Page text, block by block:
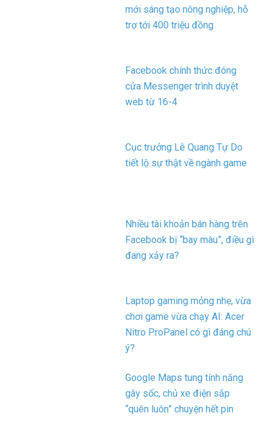
mới sáng tạo nông nghiệp, hỗ
trợ tới 400 triệu đồng
Facebook chính thức đóng
cửa Messenger trình duyệt
web từ 16-4
Cục trưởng Lê Quang Tự Do
tiết lộ sự thật về ngành game
Nhiều tài khoản bán hàng trên
Facebook bị “bay màu”, điều gì
đang xảy ra?
Laptop gaming mỏng nhẹ, vừa
chơi game vừa chạy AI: Acer
Nitro ProPanel có gì đáng chú
ý?
Google Maps tung tính năng
gây sốc, chủ xe điện sắp
“quên luôn” chuyện hết pin